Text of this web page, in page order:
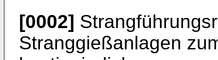
[0002]
Stranggießanlagen